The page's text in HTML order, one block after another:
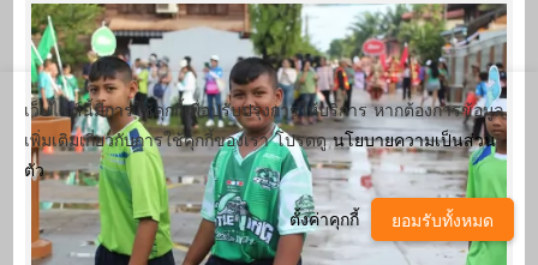
เว็บไซต์นี้มีการใช้คุกกี้เพื่อปรับปรุงการให้บริการ หากต้องการข้อมูล
เพิ่มเติมเกี่ยวกับการใช้คุกกี้ของเรา โปรดดูนโยบายความเป็นส่วน
ตัว
ตั้งค่าคุกกี้
ยอมรับทั้งหมด